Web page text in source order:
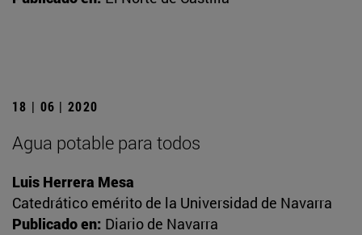
18 | 06 | 2020
Agua potable para todos
Luis Herrera Mesa
Catedrático emérito de la Universidad de Navarra
Publicado en: Diario de Navarra